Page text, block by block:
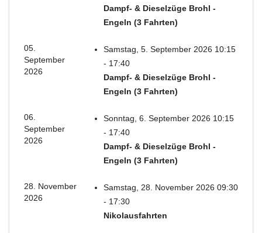
Dampf- & Dieselzüge Brohl -
Engeln (3 Fahrten)
05.
September
2026
Samstag, 5. September 2026 10:15
- 17:40
Dampf- & Dieselzüge Brohl -
Engeln (3 Fahrten)
06.
September
2026
Sonntag, 6. September 2026 10:15
- 17:40
Dampf- & Dieselzüge Brohl -
Engeln (3 Fahrten)
28. November
2026
Samstag, 28. November 2026 09:30
- 17:30
Nikolausfahrten